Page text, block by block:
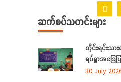
ဆက်စပ်သတင်းများ
တိုင်းရင်းသာ
ရပ်ရွာအခြေ
လိုအပ်ချက်တို့
30 July